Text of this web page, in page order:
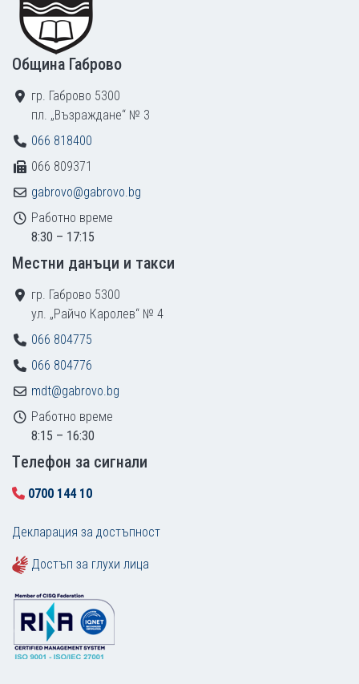
Община Габрово
гр. Габрово 5300
пл. „Възраждане“ № 3
066 818400
066 809371
gabrovo@gabrovo.bg
Работно време
8:30 – 17:15
Местни данъци и такси
гр. Габрово 5300
ул. „Райчо Каролев“ № 4
066 804775
066 804776
mdt@gabrovo.bg
Работно време
8:15 – 16:30
Tелефон за сигнали
0700 144 10
Декларация за достъпност
Достъп за глухи лица